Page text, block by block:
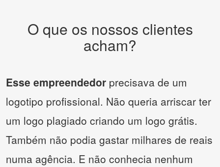
O que os nossos clientes
acham?
Esse empreendedor precisava de um
logotipo profissional. Não queria arriscar ter
um logo plagiado criando um logo grátis.
Também não podia gastar milhares de reais
numa agência. E não conhecia nenhum